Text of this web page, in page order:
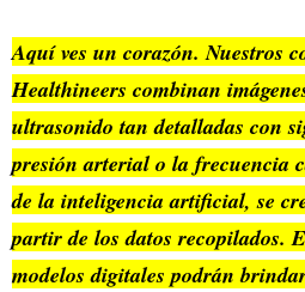
Aquí ves un corazón. Nuestros
Healthineers combinan
ultrasonido tan detalladas con
presión arterial o la frecuencia
de la inteligencia artificial, se
partir de los datos recopilados.
modelos digitales podrán